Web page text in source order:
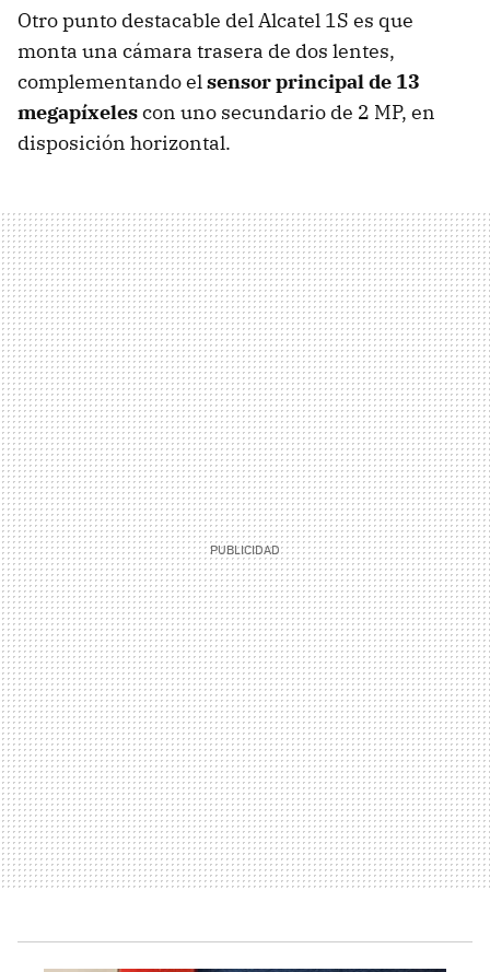
Otro punto destacable del Alcatel 1S es que
monta una cámara trasera de dos lentes,
complementando elsensor principal de 13
megapíxelescon uno secundario de 2 MP, en
disposición horizontal.